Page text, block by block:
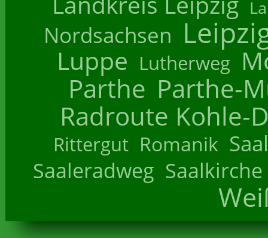
Nordsachsen
Luppe Lutherweg
Parthe Parthe-
Radroute Kohle-
Rittergut Romanik
Saaleradweg Saalkirche